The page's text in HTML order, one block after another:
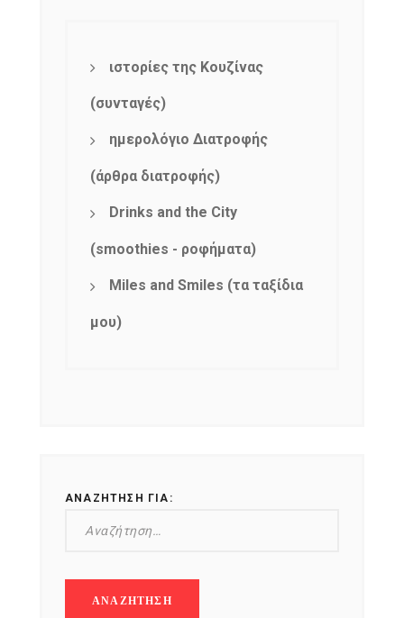
ιστορίες της Κουζίνας
(συνταγές)
ημερολόγιο Διατροφής
(άρθρα διατροφής)
Drinks and the City
(smoothies - ροφήματα)
Miles and Smiles (τα ταξίδια
μου)
ΑΝΑΖΉΤΗΣΗ ΓΙΑ: